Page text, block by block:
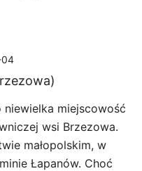
miejscowość
wsi Brzezowa.
małopolskim, w
Łapanów. Choć